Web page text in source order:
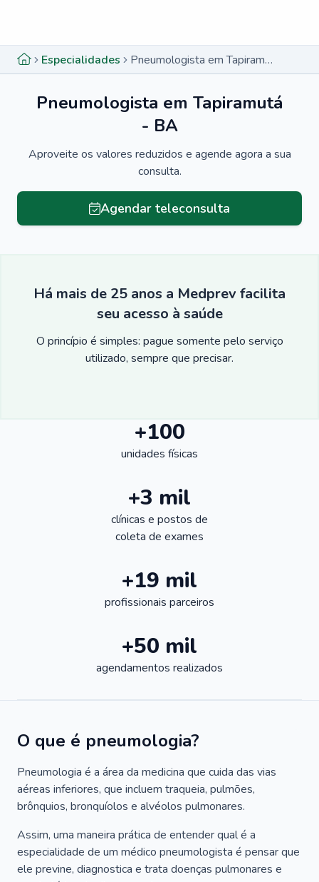
Especialidades Pneumologista em Tapiramutá - BA
Pneumologista em Tapiramutá
- BA
Aproveite os valores reduzidos e agende agora a sua
consulta.
Agendar teleconsulta
Há mais de 25 anos a Medprev facilita
seu acesso à saúde
O princípio é simples: pague somente pelo serviço
utilizado, sempre que precisar.
+100
unidades físicas
+3 mil
clínicas e postos de
coleta de exames
+19 mil
profissionais parceiros
+50 mil
agendamentos realizados
O que é pneumologia?
Pneumologia é a área da medicina que cuida das vias
aéreas inferiores, que incluem traqueia, pulmões,
brônquios, bronquíolos e alvéolos pulmonares.
Assim, uma maneira prática de entender qual é a
especialidade de um médico pneumologista é pensar que
ele previne, diagnostica e trata doenças pulmonares e